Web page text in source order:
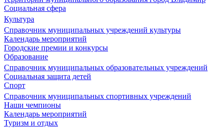
Социальная сфера
Культура
Справочник муниципальных учреждений культуры
Календарь мероприятий
Городские премии и конкурсы
Образование
Справочник муниципальных образовательных учреждений
Социальная защита детей
Спорт
Справочник муниципальных спортивных учреждений
Наши чемпионы
Календарь мероприятий
Туризм и отдых